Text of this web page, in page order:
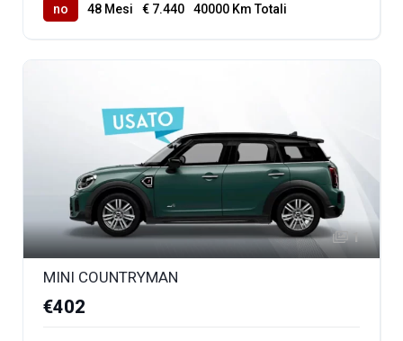
no 48 Mesi € 7.440 40000 Km Totali
1
MINI COUNTRYMAN
€402